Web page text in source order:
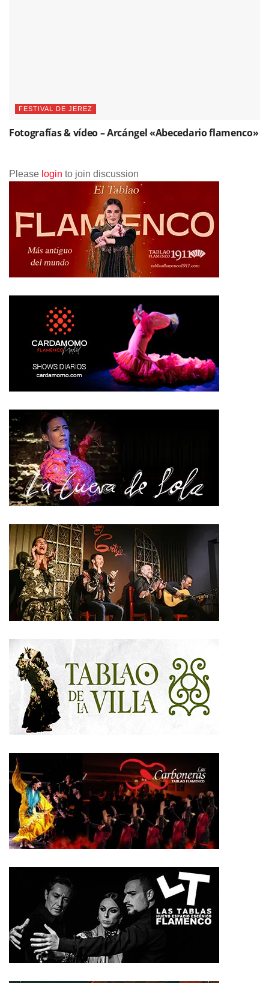
FESTIVAL DE JEREZ
Fotografías & vídeo – Arcángel «Abecedario flamenco»
Please login to join discussion